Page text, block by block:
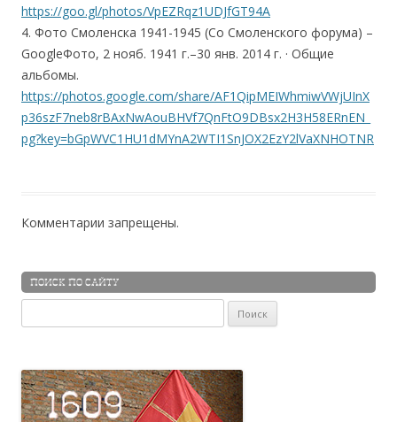
https://goo.gl/photos/VpEZRqz1UDJfGT94A
4. Фото Смоленска 1941-1945 (Со Смоленского форума) –
GoogleФото, 2 нояб. 1941 г.–30 янв. 2014 г. · Общие
альбомы.
https://photos.google.com/share/AF1QipMEIWhmiwVWjUInX
p36szF7neb8rBAxNwAouBHVf7QnFtO9DBsx2H3H58ERnEN_
pg?key=bGpWVC1HU1dMYnA2WTI1SnJOX2EzY2lVaXNHOTNR
Комментарии запрещены.
ПОИСК ПО САЙТУ